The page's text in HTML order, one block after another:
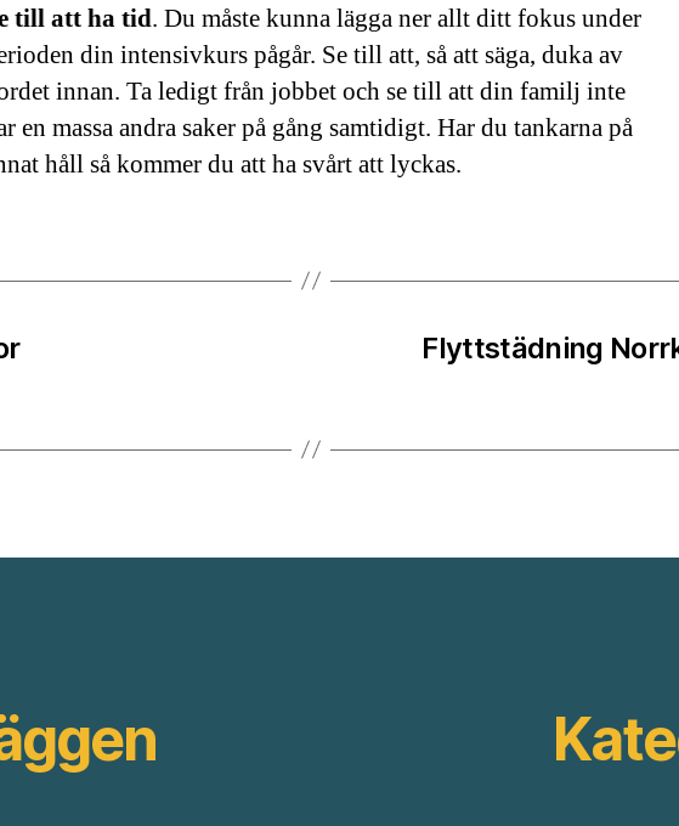
till att ha tid. Du måste kunna lägga ner allt ditt fokus under
din intensivkurs pågår. Se till att, så att säga, duka av
innan. Ta ledigt från jobbet och se till att din familj inte
en massa andra saker på gång samtidigt. Har du tankarna på
håll så kommer du att ha svårt att lyckas.
Flyttstädning